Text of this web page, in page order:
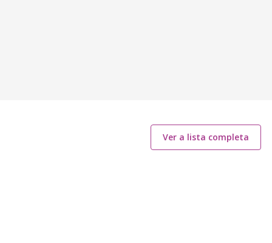
Ver a lista completa